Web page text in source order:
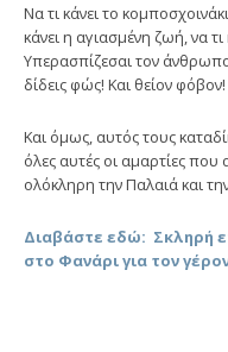
Να τι κάνει το
κάνει η αγιασμένη ζωή, να
Υπερασπίζεσαι τον
δίδεις φώς! Και θείον
Και όμως, αυτός τους
όλες αυτές οι αμαρτίες που
ολόκληρη την Παλαιά και
Διαβάστε εδώ: Σκληρή
στο Φανάρι για τον